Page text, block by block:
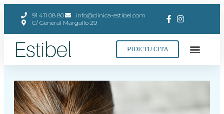
91 411 08 80
info@clinica-estibel.com
C/ General Margallo 29
PIDE TU CITA